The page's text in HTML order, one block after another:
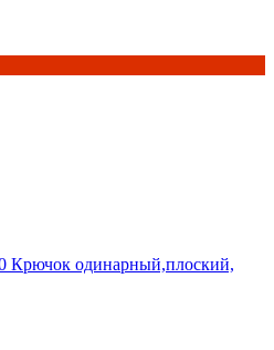
Крючок одинарный,плоский,